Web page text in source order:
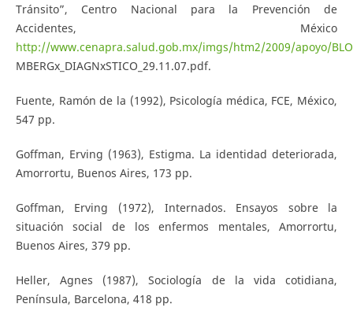
Tránsito”, Centro Nacional para la Prevención de
Accidentes, México
http://www.cenapra.salud.gob.mx/imgs/htm2/2009/apoyo/BLO
MBERGx_DIAGNxSTICO_29.11.07.pdf.
Fuente, Ramón de la (1992), Psicología médica, FCE, México,
547 pp.
Goffman, Erving (1963), Estigma. La identidad deteriorada,
Amorrortu, Buenos Aires, 173 pp.
Goffman, Erving (1972), Internados. Ensayos sobre la
situación social de los enfermos mentales, Amorrortu,
Buenos Aires, 379 pp.
Heller, Agnes (1987), Sociología de la vida cotidiana,
Península, Barcelona, 418 pp.